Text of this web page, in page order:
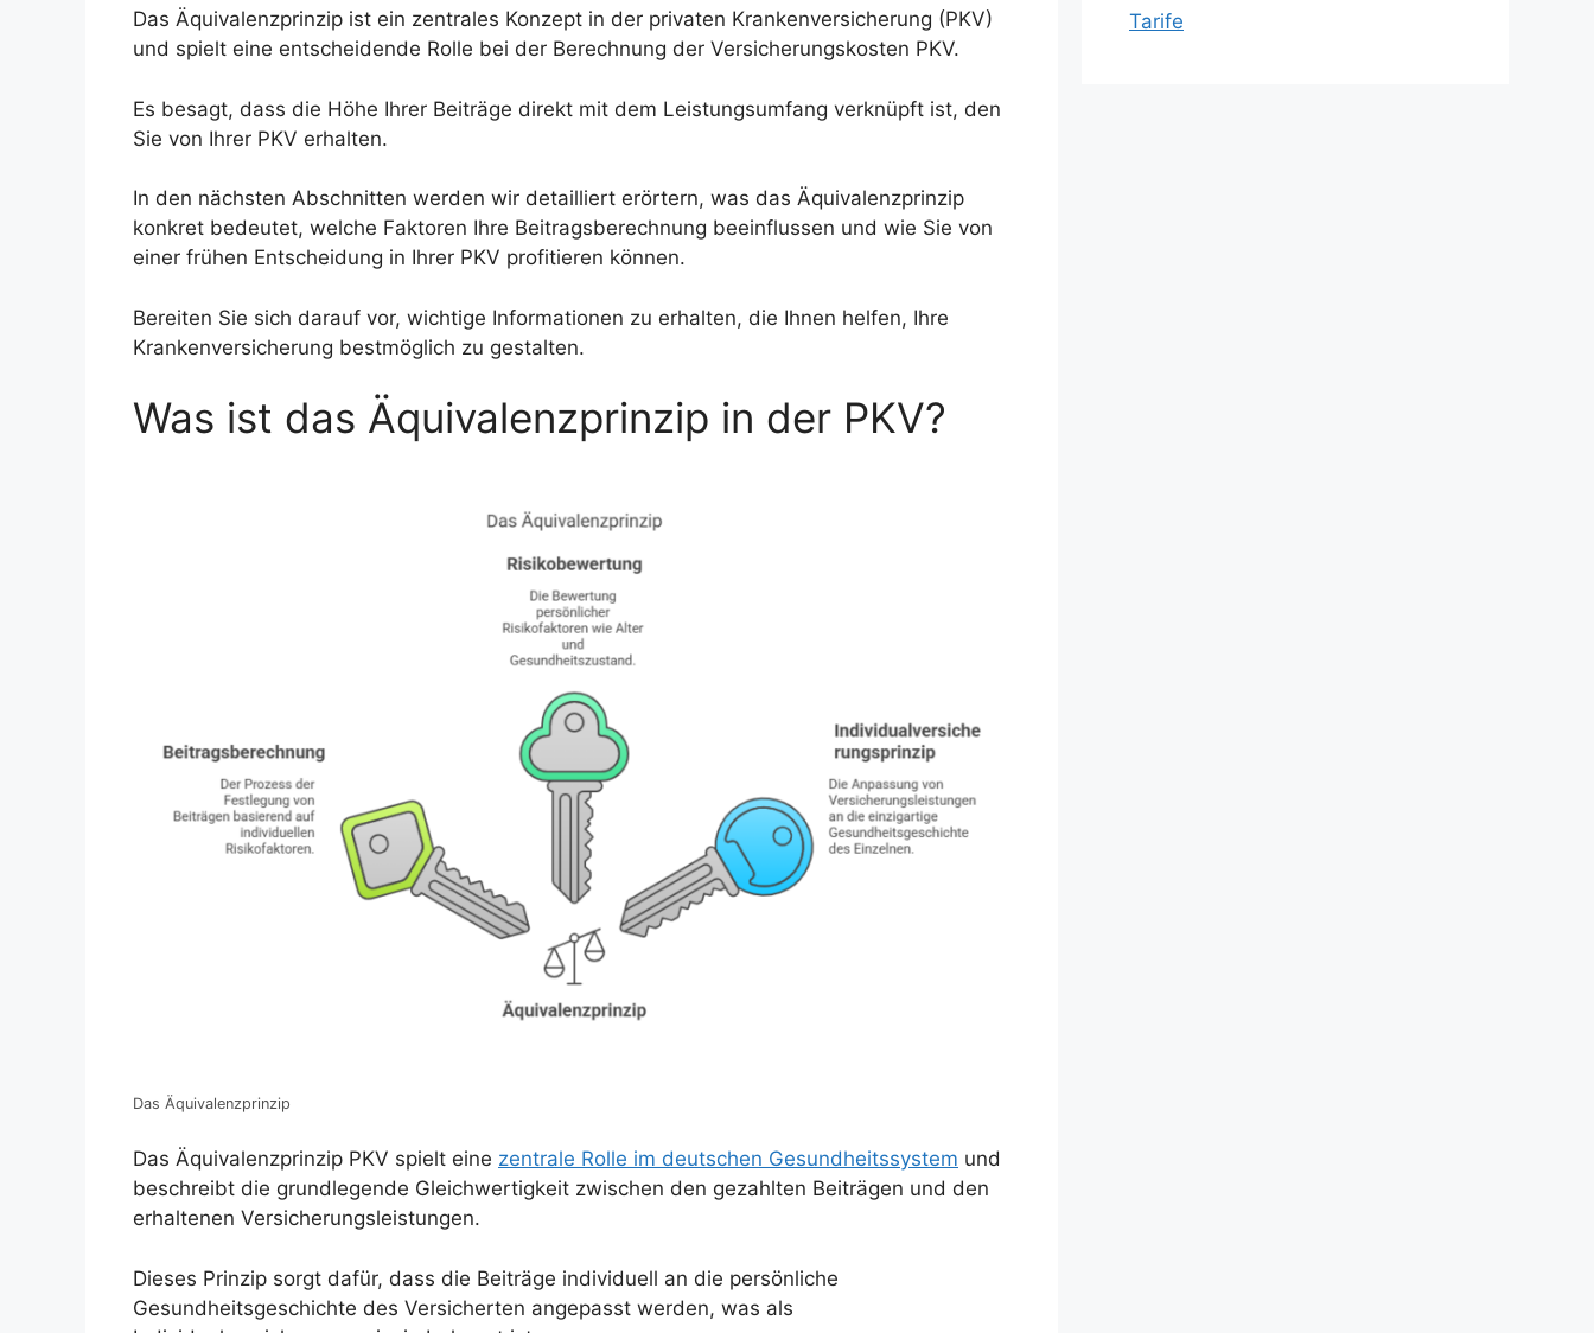
Das Äquivalenzprinzip ist ein zentrales Konzept in der privaten Krankenversicherung (PKV)
und spielt eine entscheidende Rolle bei der Berechnung der Versicherungskosten PKV.
Es besagt, dass die Höhe Ihrer Beiträge direkt mit dem Leistungsumfang verknüpft ist, den
Sie von Ihrer PKV erhalten.
In den nächsten Abschnitten werden wir detailliert erörtern, was das Äquivalenzprinzip
konkret bedeutet, welche Faktoren Ihre Beitragsberechnung beeinflussen und wie Sie von
einer frühen Entscheidung in Ihrer PKV profitieren können.
Bereiten Sie sich darauf vor, wichtige Informationen zu erhalten, die Ihnen helfen, Ihre
Krankenversicherung bestmöglich zu gestalten.
Was ist das Äquivalenzprinzip in der PKV?
Das Äquivalenzprinzip
Das Äquivalenzprinzip PKV spielt eine zentrale Rolle im deutschen Gesundheitssystem und
beschreibt die grundlegende Gleichwertigkeit zwischen den gezahlten Beiträgen und den
erhaltenen Versicherungsleistungen.
Dieses Prinzip sorgt dafür, dass die Beiträge individuell an die persönliche
Gesundheitsgeschichte des Versicherten angepasst werden, was als
Tarife